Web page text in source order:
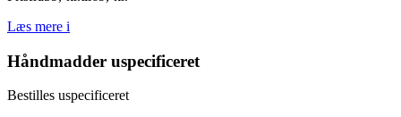
Læs mere i
Håndmadder uspecificeret
Bestilles uspecificeret